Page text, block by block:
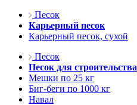
Песок
Карьерный песок
Карьерный песок, сухой
Песок
Песок для строительства
Мешки по 25 кг
Биг-беги по 1000 кг
Навал